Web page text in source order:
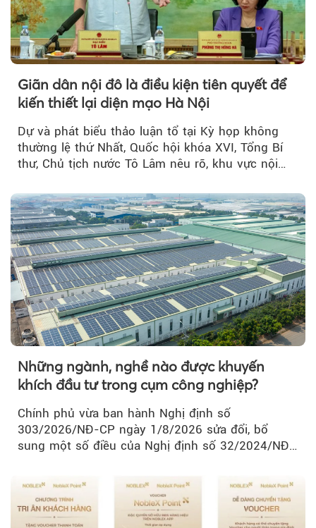
Giãn dân nội đô là điều kiện tiên quyết để
kiến thiết lại diện mạo Hà Nội
Dự và phát biểu thảo luận tổ tại Kỳ họp không
thường lệ thứ Nhất, Quốc hội khóa XVI, Tổng Bí
thư, Chủ tịch nước Tô Lâm nêu rõ, khu vực nội
Những ngành, nghề nào được khuyến
khích đầu tư trong cụm công nghiệp?
Chính phủ vừa ban hành Nghị định số
303/2026/NĐ-CP ngày 1/8/2026 sửa đổi, bổ
sung một số điều của Nghị định số 32/2024/NĐ-